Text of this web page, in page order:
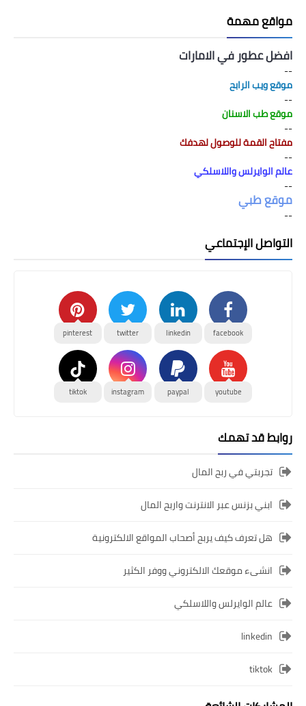
مواقع مهمة
افضل عطور في الامارات
--
موقع ويب الرابح
--
موقع طب الاسنان
--
مفتاح القمة للوصول لهدفك
--
عالم الوايرلس واللاسلكي
--
موقع طبي
--
التواصل الإجتماعي
facebook
linkedin
twitter
pinterest
youtube
paypal
instagram
tiktok
روابط قد تهمك
تجربتي في ربح المال
ابني بزنس عبر الانترنت واربح المال
هل تعرف كيف يربح أصحاب المواقع الالكترونية
انشىء موقعك الالكتروني ووفر الكثير
عالم الوايرلس واللاسلكي
linkedin
tiktok